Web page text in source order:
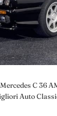
C 36
Auto